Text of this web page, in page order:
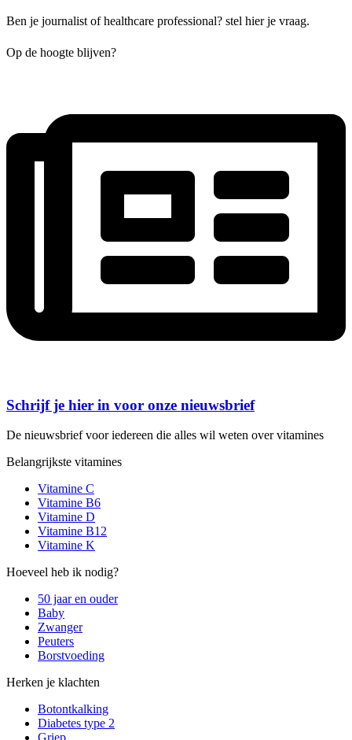
Ben je journalist of healthcare professional? stel hier je vraag.
Op de hoogte blijven?
Schrijf je hier in voor onze nieuwsbrief
De nieuwsbrief voor iedereen die alles wil weten over vitamines
Belangrijkste vitamines
Vitamine C
Vitamine B6
Vitamine D
Vitamine B12
Vitamine K
Hoeveel heb ik nodig?
50 jaar en ouder
Baby
Zwanger
Peuters
Borstvoeding
Herken je klachten
Botontkalking
Diabetes type 2